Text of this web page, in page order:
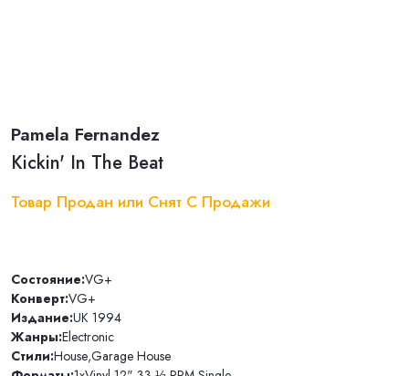
Pamela Fernandez
Kickin' In The Beat
Товар Продан или Снят С Продажи
Состояние:VG+
Конверт:VG+
Издание:UK 1994
Жанры:Electronic
Стили:House,Garage House